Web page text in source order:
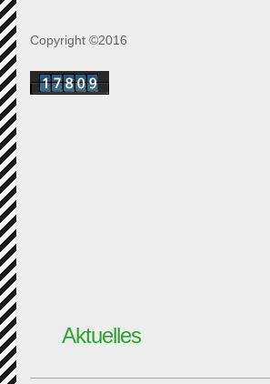
Copyright ©2016
Aktuelles